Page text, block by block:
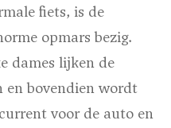
fiets, is de
opmars bezig.
dames lijken de
en bovendien wordt
voor de auto en